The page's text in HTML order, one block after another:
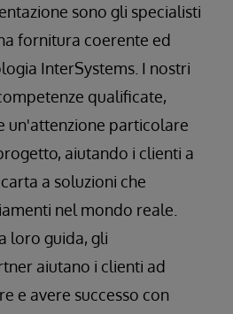
sono gli specialisti
fornitura coerente ed
InterSystems. I nostri
qualificate,
un'attenzione particolare
aiutando i clienti a
a soluzioni che
nel mondo reale.
loro guida, gli
aiutano i clienti ad
e avere successo con